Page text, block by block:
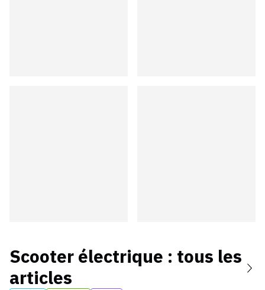
Scooter électrique : tous les
articles